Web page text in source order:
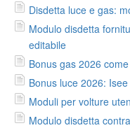
Disdetta luce e gas:
Modulo disdetta
editabile
Bonus gas 2026
Bonus luce 2026: Isee
Moduli per volture
Modulo disdetta